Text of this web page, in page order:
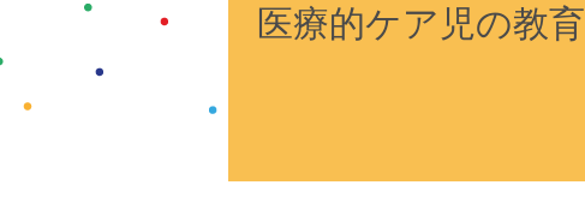
医療的ケア児の教